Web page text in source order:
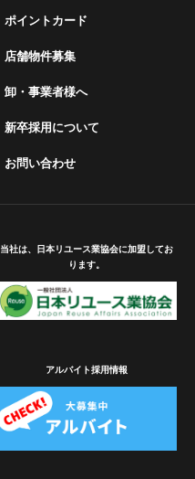
ポイントカード
店舗物件募集
卸・事業者様へ
新卒採用について
お問い合わせ
当社は、日本リユース業協会に加盟してお
ります。
アルバイト採用情報